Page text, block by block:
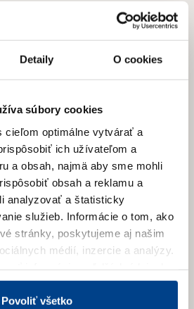
Detaily O cookies
súbory cookies
cieľom optimálne vytvárať a
ich užívateľom a
a obsah, najmä aby sme mohli
obsah a reklamu a
analyzovať a štatisticky
služieb. Informácie o tom, ako
stránky, poskytujeme aj našim
médií, inzercie a analýzy.
ktoré vás získali, keď ste
Viac informácií nájdete v Zásadách
Povoliť všetko
na odber newslettera
o našich novinkách
zľavách.